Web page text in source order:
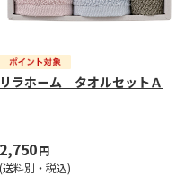
リラホーム タオルセットＡ
2,750円
(送料別・税込)